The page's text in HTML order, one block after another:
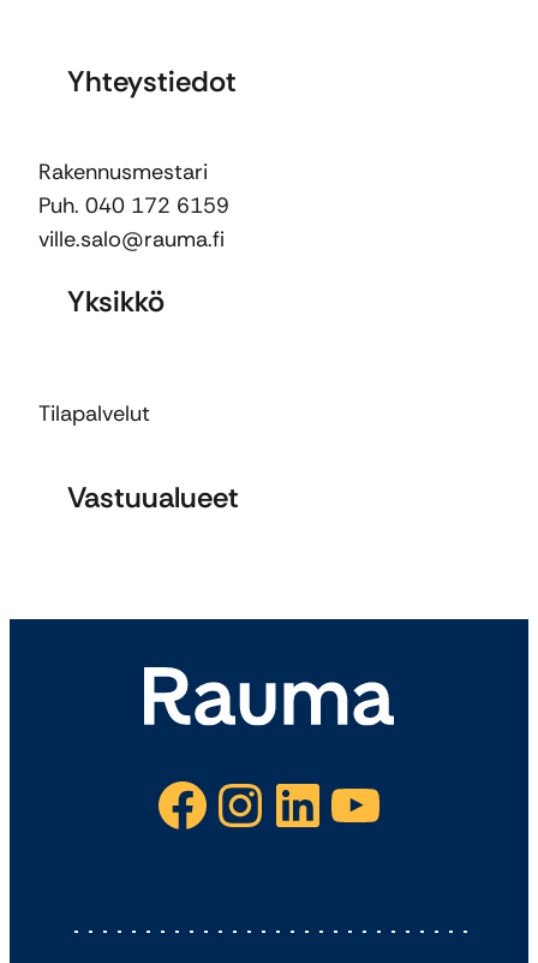
Yhteystiedot
Rakennusmestari
Puh. 040 172 6159
ville.salo@rauma.fi
Yksikkö
Tilapalvelut
Vastuualueet
Facebook Instagram LinkedIn YouTube